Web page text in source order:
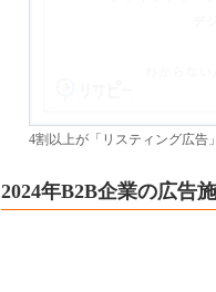
4割以上が「リスティング広告
2024年B2B企業の広告